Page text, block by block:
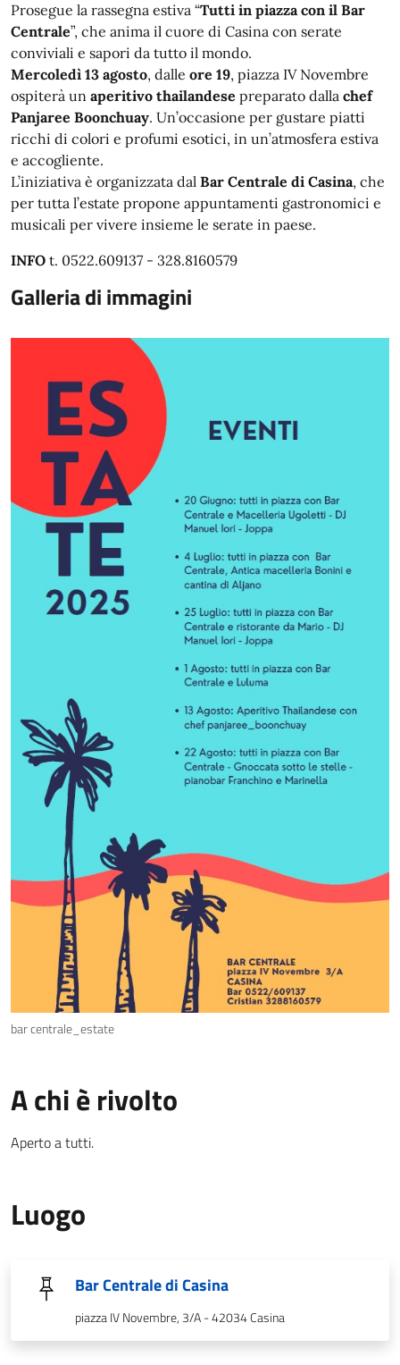
Prosegue la rassegna estiva “Tutti in piazza con il Bar
Centrale”, che anima il cuore di Casina con serate
conviviali e sapori da tutto il mondo.
Mercoledì 13 agosto, dalle ore 19, piazza IV Novembre
ospiterà un aperitivo thailandese preparato dalla chef
Panjaree Boonchuay. Un’occasione per gustare piatti
ricchi di colori e profumi esotici, in un’atmosfera estiva
e accogliente.
L’iniziativa è organizzata dal Bar Centrale di Casina, che
per tutta l’estate propone appuntamenti gastronomici e
musicali per vivere insieme le serate in paese.
INFO t. 0522.609137 - 328.8160579
Galleria di immagini
bar centrale_estate
A chi è rivolto
Aperto a tutti.
Luogo
Bar Centrale di Casina
piazza IV Novembre, 3/A - 42034 Casina